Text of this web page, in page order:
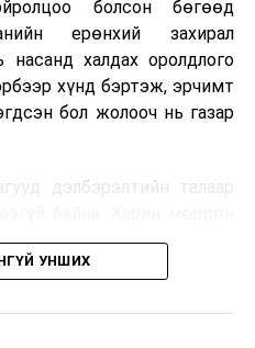
болсон бөгөөд
ерөнхий захирал
халдах оролдлого
хүнд бэртэж, эрчимт
бол жолооч нь газар
дэлбэрэлтийн талаар
нийтэд аюултай аргаар
завдсан гэх үндэслэлээр
УНШИХ